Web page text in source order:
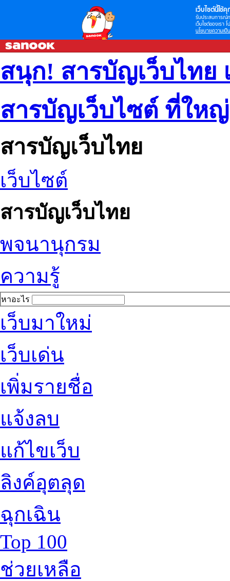
เว็บไซต์นี้ใช้คุ
รับประสบการณ์
เว็บไซต์ของเรา
นโยบายความเป็
สนุก! สารบัญเว็บไทย
สารบัญเว็บไซต์ ที่ให
สารบัญเว็บไทย
เว็บไซต์
สารบัญเว็บไทย
พจนานุกรม
ความรู้
หาอะไร
เว็บมาใหม่
เว็บเด่น
เพิ่มรายชื่อ
แจ้งลบ
แก้ไขเว็บ
ลิงค์อุตลุด
ฉุกเฉิน
Top 100
ช่วยเหลือ